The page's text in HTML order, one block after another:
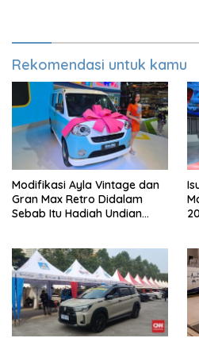
Rekomendasi untuk kamu
Modifikasi Ayla Vintage dan
Gran Max Retro Didalam
Sebab Itu Hadiah Undian